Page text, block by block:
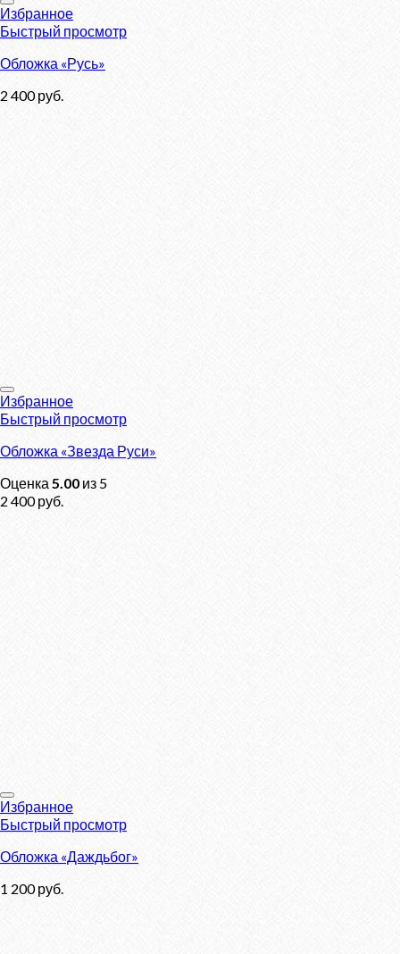
Избранное
Быстрый просмотр
Обложка «Русь»
2 400руб.
Избранное
Быстрый просмотр
Обложка «Звезда Руси»
Оценка 5.00 из 5
2 400руб.
Избранное
Быстрый просмотр
Обложка «Даждьбог»
1 200руб.